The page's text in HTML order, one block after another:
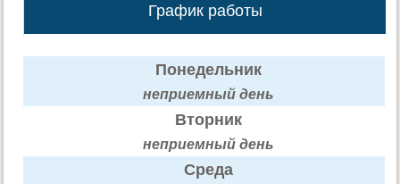
График работы
Понедельник
неприемный день
Вторник
неприемный день
Среда